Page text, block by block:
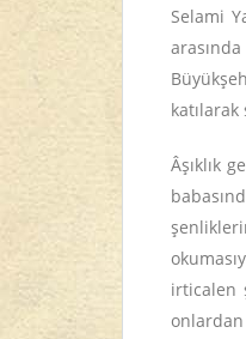
Selami
Âşıklık
irticalen